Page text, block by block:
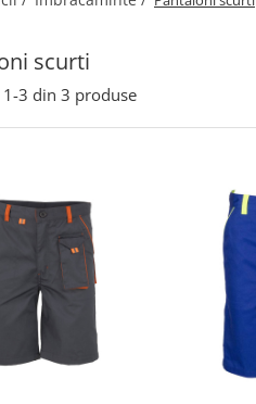
scurti
1-3 din 3 produse